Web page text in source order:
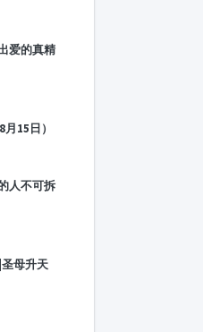
爱的真精
15日）
人不可拆
圣母升天